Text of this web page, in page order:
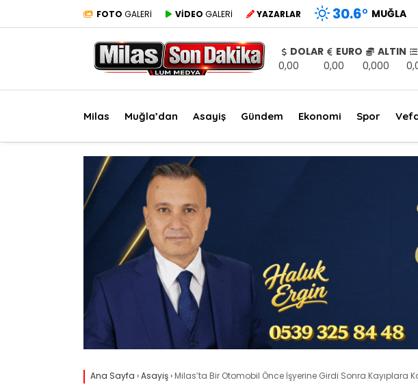
FOTO GALERİ VİDEO GALERİ YAZARLAR 30.6° MUĞLA
DOLAR
0,00
EURO
0,00
ALTIN
0,000
Milas Muğla’dan Asayiş Gündem Ekonomi Spor
Ana Sayfa ›Asayiş› Milas’ta Bir Otomobil Önce İşyerine Girdi Sonra Kayıplara